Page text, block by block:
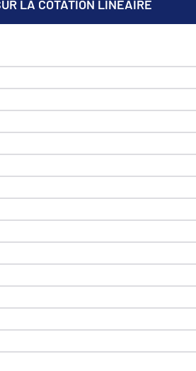
LA COTATION LINÉAIRE